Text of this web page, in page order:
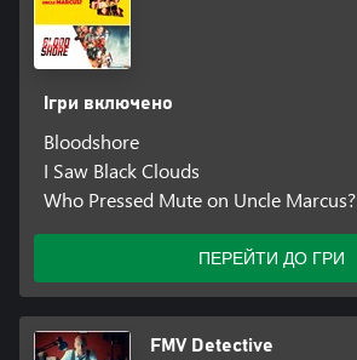
Ігри включено
Bloodshore
I Saw Black Clouds
Who Pressed Mute on Uncle Marcus?
ПЕРЕЙТИ ДО ГРИ
FMV Detective